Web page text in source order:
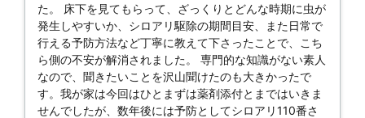
た。 床下を見てもらって、ざっくりとどんな時期に虫が
発生しやすいか、シロアリ駆除の期間目安、また日常で
行える予防方法など丁寧に教えて下さったことで、こち
ら側の不安が解消されました。 専門的な知識がない素人
なので、聞きたいことを沢山聞けたのも大きかったで
す。我が家は今回はひとまずは薬剤添付とまではいきま
せんでしたが、数年後には予防としてシロアリ110番さ